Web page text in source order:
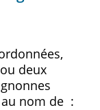
deux
nom de :